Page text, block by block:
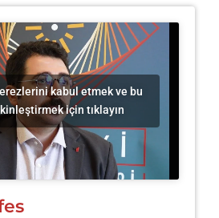
kabul etmek ve bu
için tıklayın